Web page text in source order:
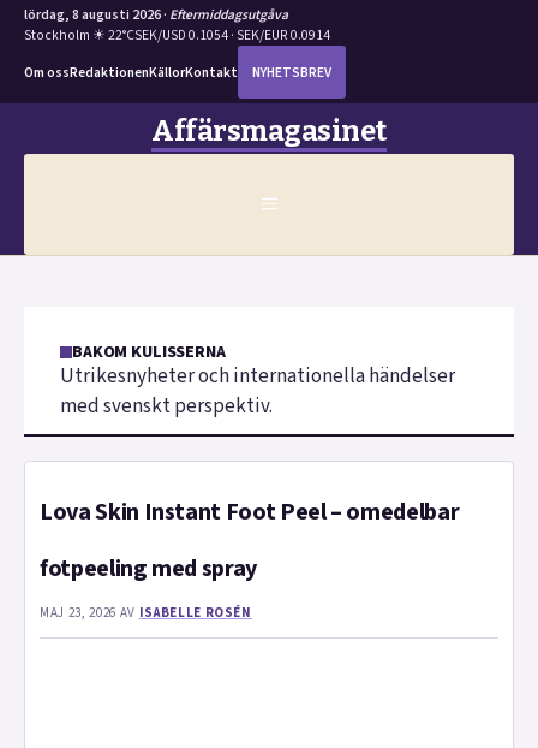
lördag, 8 augusti 2026 · Eftermiddagsutgåva
Stockholm ☀ 22°CSEK/USD 0.1054 · SEK/EUR 0.0914
Om ossRedaktionenKällorKontakt NYHETSBREV
Affärsmagasinet
MENY
BAKOM KULISSERNA
Utrikesnyheter och internationella händelser
med svenskt perspektiv.
Lova Skin Instant Foot Peel – omedelbar
fotpeeling med spray
MAJ 23, 2026 AV ISABELLE ROSÉN